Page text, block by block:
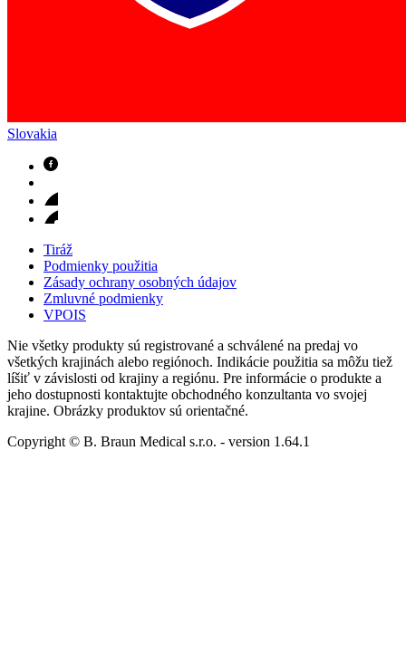
Slovakia
Tiráž
Podmienky použitia
Zásady ochrany osobných údajov
Zmluvné podmienky
VPOIS
Nie všetky produkty sú registrované a schválené na predaj vo
všetkých krajinách alebo regiónoch. Indikácie použitia sa môžu tiež
líšiť v závislosti od krajiny a regiónu. Pre informácie o produkte a
jeho dostupnosti kontaktujte obchodného konzultanta vo svojej
krajine. Obrázky produktov sú orientačné.
Copyright © B. Braun Medical s.r.o. - version 1.64.1